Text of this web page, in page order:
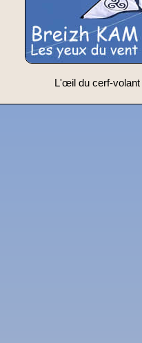
L'œil du cerf-volant